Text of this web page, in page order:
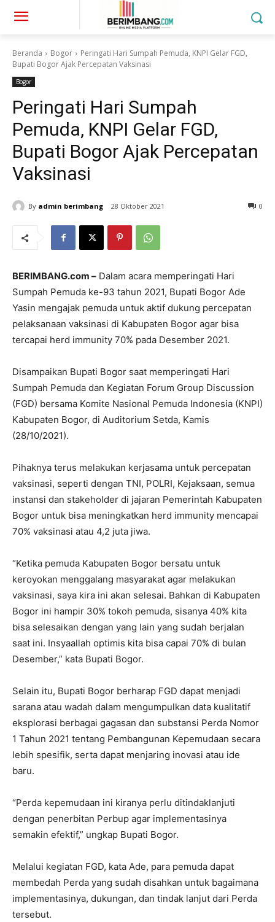
Beranda Bogor
Peringati Hari Sumpah Pemuda, KNPI Gelar FGD,
Bupati Bogor Ajak Percepatan Vaksinasi
Bogor
Peringati Hari Sumpah
Pemuda, KNPI Gelar FGD,
Bupati Bogor Ajak Percepatan
Vaksinasi
By admin berimbang 28 Oktober 2021 0
BERIMBANG.com – Dalam acara memperingati Hari
Sumpah Pemuda ke-93 tahun 2021, Bupati Bogor Ade
Yasin mengajak pemuda untuk aktif dukung percepatan
pelaksanaan vaksinasi di Kabupaten Bogor agar bisa
tercapai herd immunity 70% pada Desember 2021.
Disampaikan Bupati Bogor saat memperingati Hari
Sumpah Pemuda dan Kegiatan Forum Group Discussion
(FGD) bersama Komite Nasional Pemuda Indonesia (KNPI)
Kabupaten Bogor, di Auditorium Setda, Kamis
(28/10/2021).
Pihaknya terus melakukan kerjasama untuk percepatan
vaksinasi, seperti dengan TNI, POLRI, Kejaksaan, semua
instansi dan stakeholder di jajaran Pemerintah Kabupaten
Bogor untuk bisa meningkatkan herd immunity mencapai
70% vaksinasi atau 4,2 juta jiwa.
“Ketika pemuda Kabupaten Bogor bersatu untuk
keroyokan menggalang masyarakat agar melakukan
vaksinasi, saya kira ini akan selesai. Bahkan di Kabupaten
Bogor ini hampir 30% tokoh pemuda, sisanya 40% kita
bisa selesaikan dengan yang lain yang sudah berjalan
saat ini. Insyaallah optimis kita bisa capai 70% di bulan
Desember,” kata Bupati Bogor.
Selain itu, Bupati Bogor berharap FGD dapat menjadi
sarana atau wadah dalam mengumpulkan data kualitatif
eksplorasi berbagai gagasan dan substansi Perda Nomor
1 Tahun 2021 tentang Pembangunan Kepemudaan secara
lebih spesifik, serta dapat menjaring inovasi atau ide
baru.
“Perda kepemudaan ini kiranya perlu ditindaklanjuti
dengan penerbitan Perbup agar implementasinya
semakin efektif,” ungkap Bupati Bogor.
Melalui kegiatan FGD, kata Ade, para pemuda dapat
membedah Perda yang sudah disahkan untuk bagaimana
implementasinya, dukungan, dan tindak lanjut dari Perda
tersebut.